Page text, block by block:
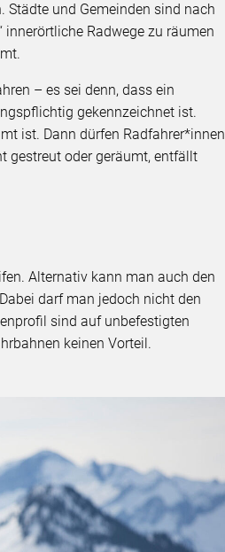
Städte und Gemeinden sind nach
Radwege zu räumen
– es sei denn, dass ein
gekennzeichnet ist.
ist. Dann dürfen Radfahrer*innen
gestreut oder geräumt, entfällt
Alternativ kann man auch den
darf man jedoch nicht den
sind auf unbefestigten
keinen Vorteil.